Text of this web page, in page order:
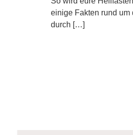
einige Fakten rund um
durch […]